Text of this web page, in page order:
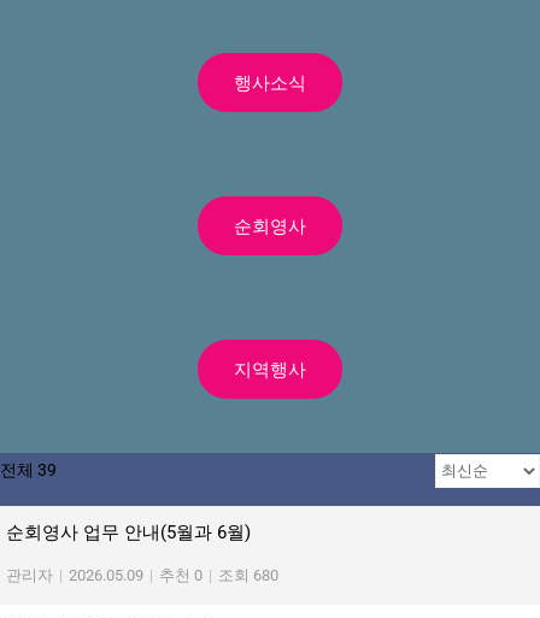
행사소식
순회영사
지역행사
전체 39
순회영사 업무 안내(5월과 6월)
관리자 | 2026.05.09 | 추천 0 | 조회 680